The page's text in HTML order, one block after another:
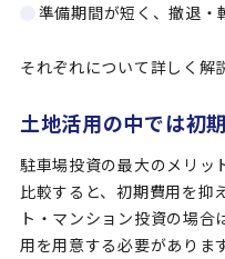
準備期間が短く、撤退・
それぞれについて詳しく解
土地活用の中では初
駐車場投資の最大のメリッ
比較すると、初期費用を抑
ト・マンション投資の場
用を用意する必要がありま